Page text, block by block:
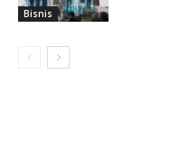
Bisnis